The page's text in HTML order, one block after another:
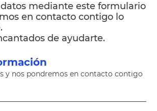
mediante este formulario
en contacto contigo lo
de ayudarte.
y nos pondremos en contacto contigo